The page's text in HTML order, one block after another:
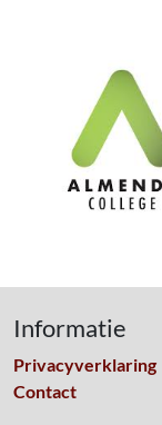
Informatie
Privacyverklaring
Contact